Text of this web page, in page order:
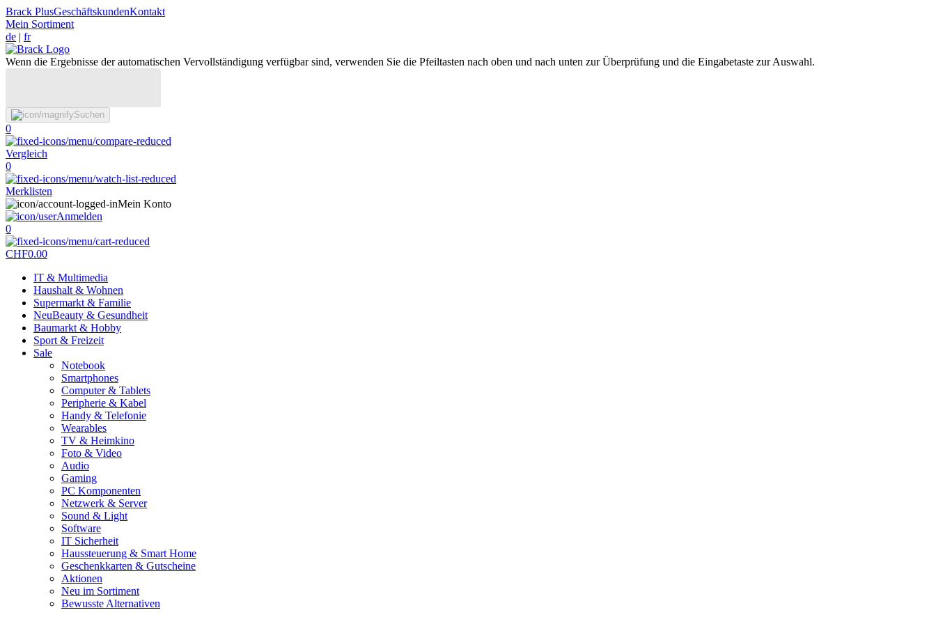
Brack PlusGeschäftskundenKontakt
Mein Sortiment
de | fr
Wenn die Ergebnisse der automatischen Vervollständigung verfügbar sind, verwenden Sie die Pfeiltasten nach oben und nach unten zur Überprüfung und die Eingabetaste zur Auswahl.
Suchen
0
Vergleich
0
Merklisten
Mein Konto
Anmelden
0
CHF0.00
IT & Multimedia
Haushalt & Wohnen
Supermarkt & Familie
NeuBeauty & Gesundheit
Baumarkt & Hobby
Sport & Freizeit
Sale
Notebook
Smartphones
Computer & Tablets
Peripherie & Kabel
Handy & Telefonie
Wearables
TV & Heimkino
Foto & Video
Audio
Gaming
PC Komponenten
Netzwerk & Server
Sound & Light
Software
IT Sicherheit
Haussteuerung & Smart Home
Geschenkkarten & Gutscheine
Aktionen
Neu im Sortiment
Bewusste Alternativen